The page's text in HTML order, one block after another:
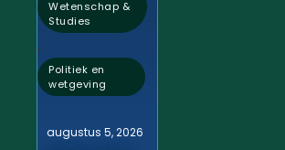
Wetenschap &
Studies
,
Politiek en
wetgeving
augustus 5, 2026